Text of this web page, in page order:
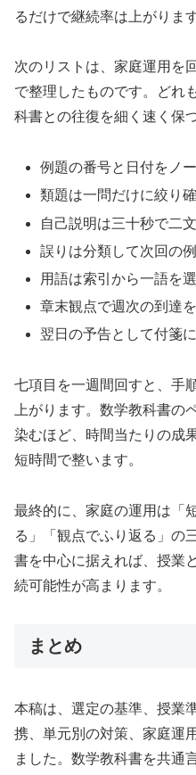
るだけで継続率は上がります
次のリストは、家庭運用を
で整理したものです。どれ
科書との往復を細く速く保
例題の番号と日付をノ
類題は一問だけに絞り
自己説明は三十秒で二
誤りは分類して次回の
用語は索引から一語を
章末観点で週次の到達
翌日の予告として付箋
七項目を一週間回すと、手
上がります。数学教科書の
染むほど、時間当たりの成
短時間で整います。
最終的に、家庭の運用は「
る」「観点でふり返る」の
書を中心に据えれば、授業
続可能性が高まります。
まとめ
本稿は、選定の基準、授業
携、単元別の対策、家庭運
ました。数学教科書を共通